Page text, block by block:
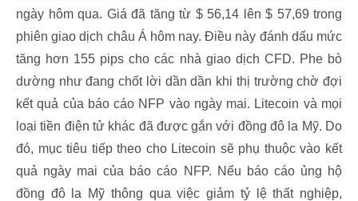
ngày hôm qua. Giá đã tăng từ $ 56,14 lên $ 57,69 trong
phiên giao dịch châu Á hôm nay. Điều này đánh dấu mức
tăng hơn 155 pips cho các nhà giao dịch CFD. Phe bò
dường như đang chốt lời dần dần khi thị trường chờ đợi
kết quả của báo cáo NFP vào ngày mai. Litecoin và mọi
loại tiền điện tử khác đã được gắn với đồng đô la Mỹ. Do
đó, mục tiêu tiếp theo cho Litecoin sẽ phụ thuộc vào kết
quả ngày mai của báo cáo NFP. Nếu báo cáo ủng hộ
đồng đô la Mỹ thông qua việc giảm tỷ lệ thất nghiệp,